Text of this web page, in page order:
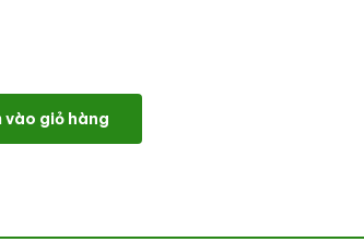
Sports And Cub Multipurpose WordPress
vào giỏ hàng